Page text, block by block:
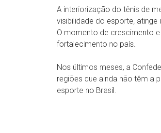
A interiorização do tênis de
visibilidade do esporte,
O momento de crescimento
fortalecimento no país.
Nos últimos meses, a
regiões que ainda não têm a
esporte no Brasil.